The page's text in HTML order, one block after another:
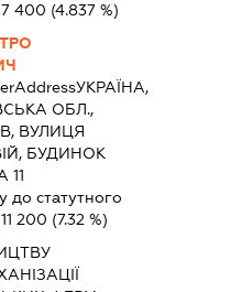
7 400 (4.837 %)
УКРАЇНА,
ОБЛ.,
ВУЛИЦЯ
БУДИНОК
11
до статутного
11 200 (7.32 %)